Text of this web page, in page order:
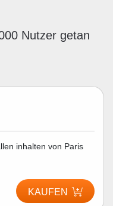
Nutzer getan
inhalten von Paris
KAUFEN